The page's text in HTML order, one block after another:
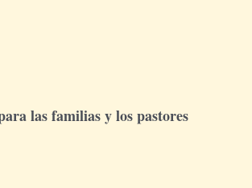
las familias y los pastores